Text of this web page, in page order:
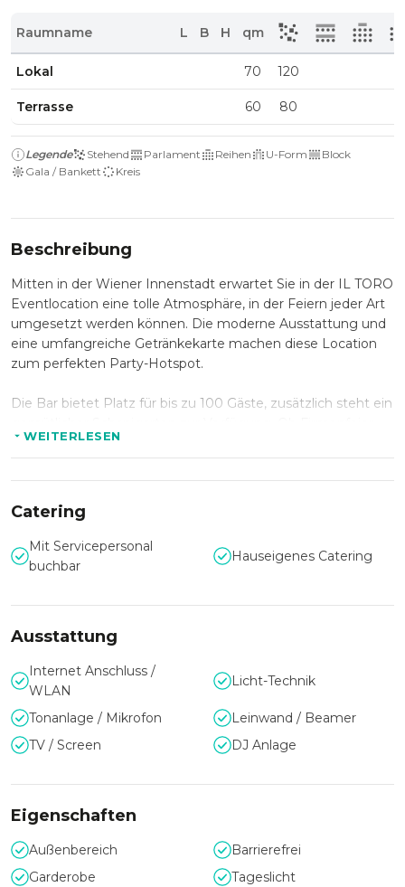
Raumname L B H qm
Lokal 70 120
Terrasse 60 80
Legende Stehend Parlament Reihen U-Form
Block
Gala / Bankett
Kreis
Beschreibung
Mitten in der Wiener Innenstadt erwartet Sie in der IL TORO
Eventlocation eine tolle Atmosphäre, in der Feiern jeder Art
umgesetzt werden können. Die moderne Ausstattung und
eine umfangreiche Getränkekarte machen diese Location
zum perfekten Party-Hotspot.
Die Bar bietet Platz für bis zu 100 Gäste, zusätzlich steht ein
Geburtstag oder Live-Auftritte - in dieser charmanten
Location findet jedes Event den passenden Rahmen.
Durch die zentrale Lage, nur 100 Meter von der nächsten U-
bahn entfernt, ist das IL TORO zudem problemlos von
überall zu erreichen.
WEITERLESEN
Catering
Mit Servicepersonal
buchbar
Hauseigenes Catering
Ausstattung
Internet Anschluss /
WLAN
Licht-Technik
Tonanlage / Mikrofon
Leinwand / Beamer
TV / Screen
DJ Anlage
Eigenschaften
Außenbereich
Barrierefrei
Garderobe
Tageslicht